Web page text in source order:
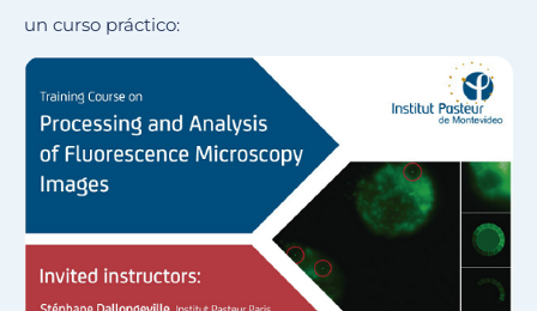
un curso práctico: